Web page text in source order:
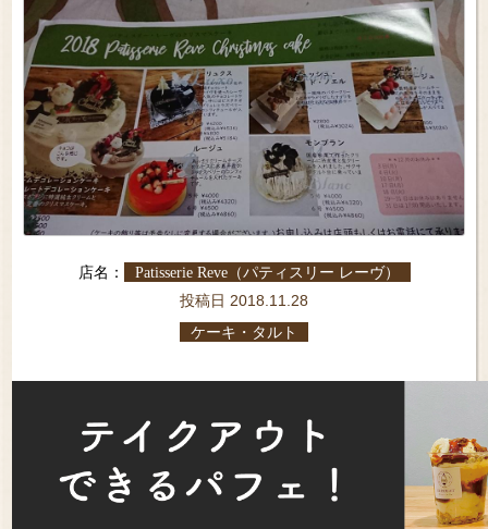
店名： Patisserie Reve（パティスリー レーヴ）
投稿日 2018.11.28
ケーキ・タルト